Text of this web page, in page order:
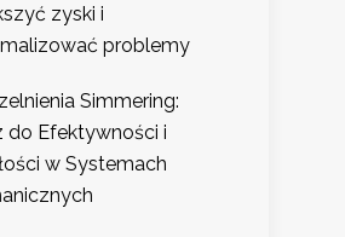
zyski i
problemy
Simmering:
do Efektywności i
w Systemach